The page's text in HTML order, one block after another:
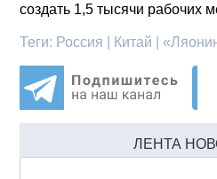
создать 1,5 тысячи рабочих
Теги: Россия | Китай |
ЛЕНТА